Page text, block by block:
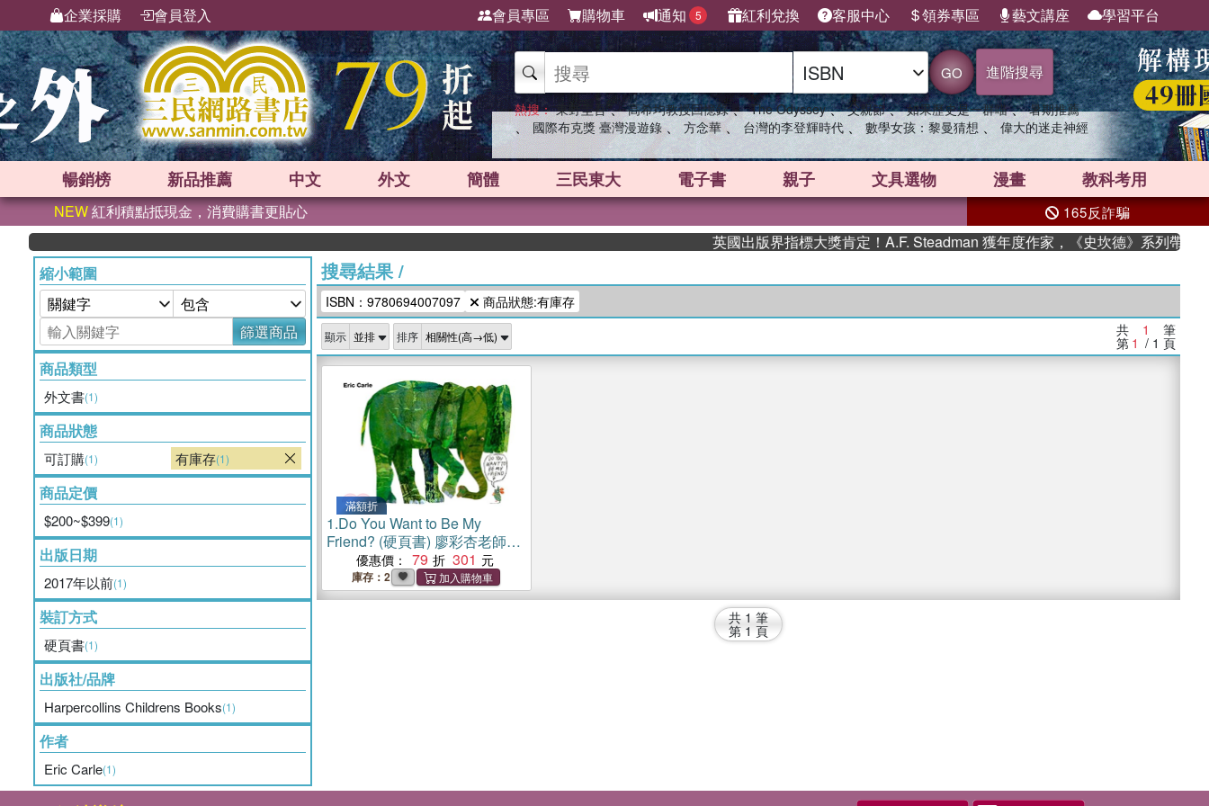
企業採購 會員登入 會員專區 購物車 通知 5 紅利兌換 客服中心 領券專區 藝文講座 學習平台
GO 進階搜尋
熱搜： 東野圭吾 、 高希均教授回憶錄 、 The Odyssey 、 父親節 、 如果歷史是一群喵 、 暑期推薦
、 國際布克獎 臺灣漫遊錄 、 方念華 、 台灣的李登輝時代 、 數學女孩：黎曼猜想 、 偉大的迷走神經
暢銷榜 新品推薦 中文 外文 簡體 三民東大 電子書 親子 文具選物 漫畫 教科考用
NEW紅利積點抵現金，消費購書更貼心 165反詐騙
英國出版界指標大獎肯定！A.F. Steadman 獲年度作家，《史坎德》系列帶你踏
縮小範圍
篩選商品
商品類型
外文書(1)
商品狀態
可訂購(1) 有庫存(1)
商品定價
$200~$399(1)
出版日期
2017年以前(1)
裝訂方式
硬頁書(1)
出版社/品牌
Harpercollins Childrens Books(1)
作者
Eric Carle(1)
搜尋結果/
ISBN：9780694007097 商品狀態:有庫存
顯示 排序 共 1 筆
第 1 / 1 頁
滿額折
1.Do You Want to Be My
Friend? (硬頁書) 廖彩杏老師推
薦有聲書第40週
優惠價： 79 301
庫存：2
共 1 筆
第 1 頁